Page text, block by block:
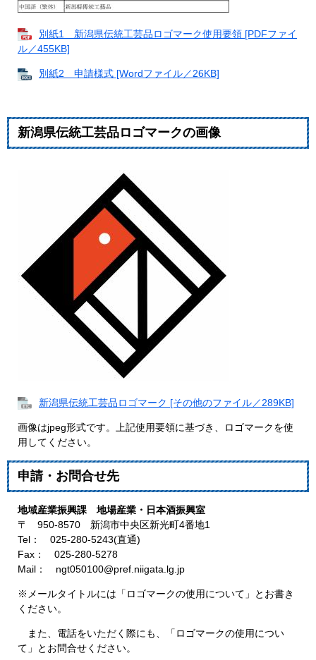
別紙1 新潟県伝統工芸品ロゴマーク使用要領 [PDFファイ
ル／455KB]
別紙2 申請様式 [Wordファイル／26KB]
新潟県伝統工芸品ロゴマークの画像
新潟県伝統工芸品ロゴマーク [その他のファイル／289KB]
画像はjpeg形式です。上記使用要領に基づき、ロゴマークを使
用してください。
申請・お問合せ先
地域産業振興課 地場産業・日本酒振興室
〒 950-8570 新潟市中央区新光町4番地1
Tel： 025-280-5243(直通)
Fax： 025-280-5278
Mail： ngt050100@pref.niigata.lg.jp
※メールタイトルには「ロゴマークの使用について」とお書き
ください。
また、電話をいただく際にも、「ロゴマークの使用につい
て」とお問合せください。